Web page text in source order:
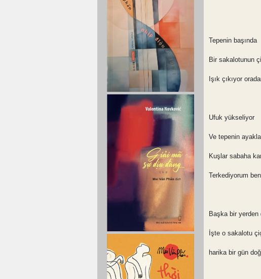
Tepenin başında
Bir sakalotunun
Işık çıkıyor
Ufuk yükseliyor
Ve tepenin
Kuşlar sabaha
Terkediyorum ben
Başka bir yerden
İşte o sakalotu
harika bir gün